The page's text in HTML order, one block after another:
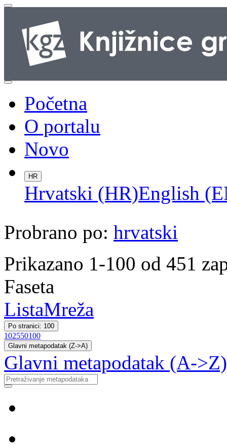
Početna
O portalu
Novo
HR
Hrvatski (HR)English
Probrano po: hrvatski
Prikazano 1-100 od 451
Faseta
ListaMreža
Po stranici: 100
102550100
Glavni metapodatak (Z->A)
Glavni metapodatak (A->Z)